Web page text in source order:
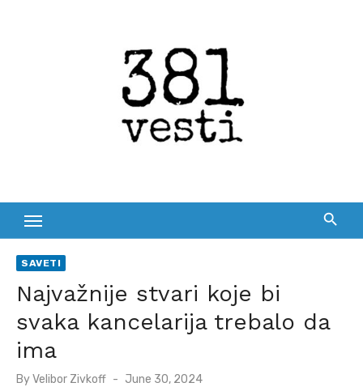
SAVETI
Najvažnije stvari koje bi
svaka kancelarija trebalo da
ima
ByVelibor Zivkoff
Posted
June 30, 2024